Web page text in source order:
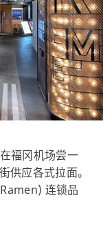
福冈机场尝一
供应各式拉面。
连锁品